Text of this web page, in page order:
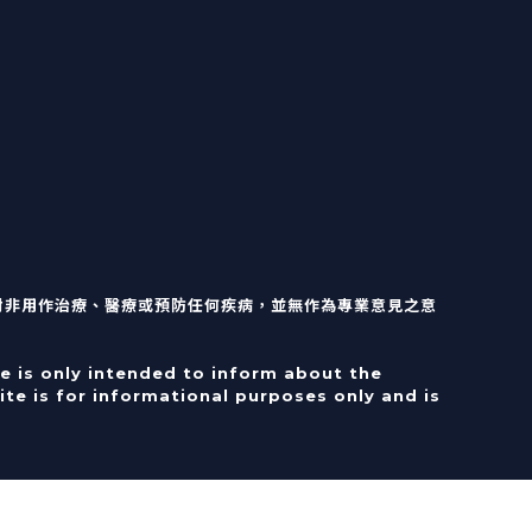
用作治療、醫療或預防任何疾病，並無作為專業意見之意
is only intended to inform about the
is for informational purposes only and is